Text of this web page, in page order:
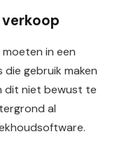
in een
die gebruik maken
dit niet bewust te
al